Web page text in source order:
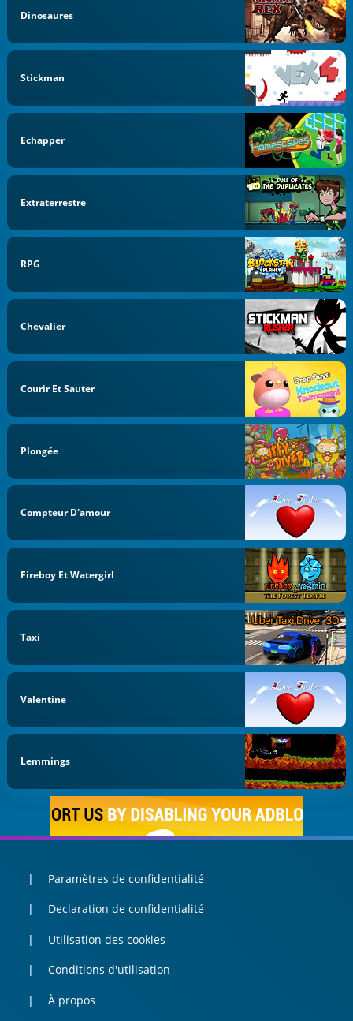
Dinosaures
Stickman
Echapper
Extraterrestre
RPG
Chevalier
Courir Et Sauter
Plongée
Compteur D'amour
Fireboy Et Watergirl
Taxi
Valentine
Lemmings
Paramètres de confidentialité
Declaration de confidentialité
Utilisation des cookies
Conditions d'utilisation
À propos